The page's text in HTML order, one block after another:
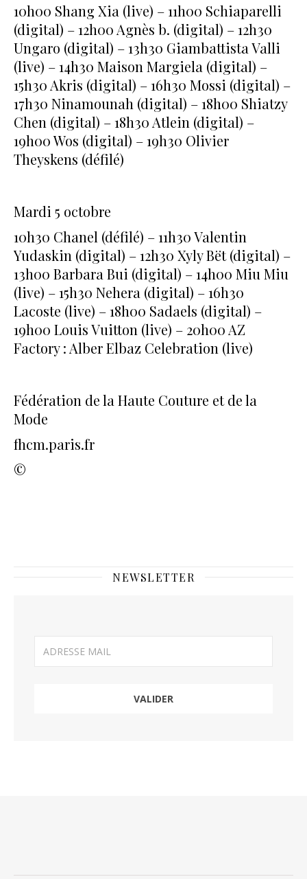
10h00 Shang Xia (live) – 11h00 Schiaparelli
(digital) – 12h00 Agnès b. (digital) – 12h30
Ungaro (digital) – 13h30 Giambattista Valli
(live) – 14h30 Maison Margiela (digital) –
15h30 Akris (digital) – 16h30 Mossi (digital) –
17h30 Ninamounah (digital) – 18h00 Shiatzy
Chen (digital) – 18h30 Atlein (digital) –
19h00 Wos (digital) – 19h30 Olivier
Theyskens (défilé)
Mardi 5 octobre
10h30 Chanel (défilé) – 11h30 Valentin
Yudaskin (digital) – 12h30 Xyly Bët (digital) –
13h00 Barbara Bui (digital) – 14h00 Miu Miu
(live) – 15h30 Nehera (digital) – 16h30
Lacoste (live) – 18h00 Sadaels (digital) –
19h00 Louis Vuitton (live) – 20h00 AZ
Factory : Alber Elbaz Celebration (live)
Fédération de la Haute Couture et de la
Mode
fhcm.paris.fr
©
NEWSLETTER